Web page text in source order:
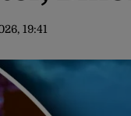
19:41